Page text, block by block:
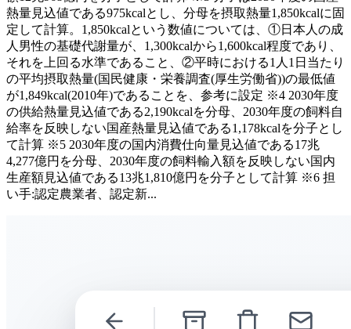
熱量見込値である975kcalとし、分母を摂取熱量1,850kcalに固
定して計算。1,850kcalという数値については、①日本人の成
人男性の基礎代謝量が、1,300kcalから1,600kcal程度であり、
それを上回る水準であること、②平時における1人1日当たり
の平均摂取熱量(国民健康・栄養調査(厚生労働省))の最低値
が1,849kcal(2010年)であることを、参考に設定 ※4 2030年度
の供給熱量見込値である2,190kcalを分母、2030年度の飼料自
給率を反映しない国産熱量見込値である1,178kcalを分子とし
て計算 ※5 2030年度の国内消費仕向量見込値である17兆
4,277億円を分母、2030年度の飼料輸入額を反映しない国内
生産額見込値である13兆1,810億円を分子として計算 ※6 担
い手:認定農業者、認定新...